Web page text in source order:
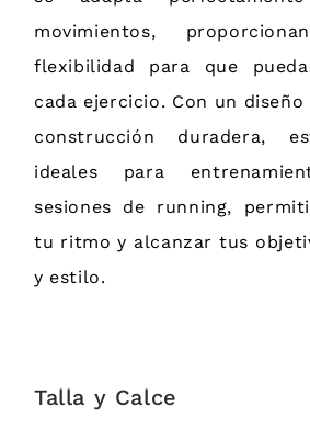
movimientos,
flexibilidad para que
cada ejercicio. Con un
construcción duradera,
ideales para
sesiones de running,
tu ritmo y alcanzar tus
y estilo.
Talla y Calce